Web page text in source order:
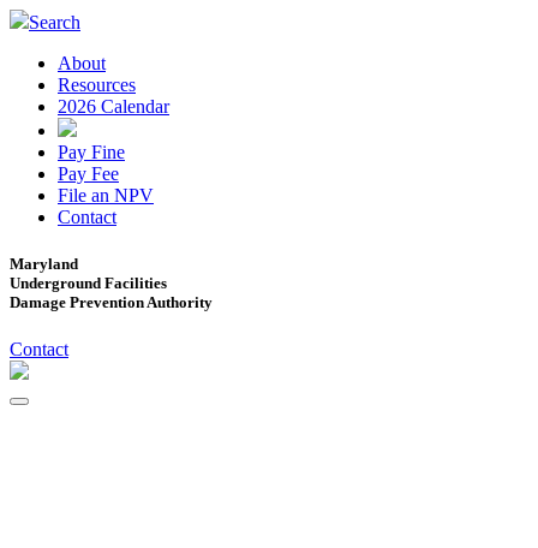
Search
About
Resources
2026 Calendar
Pay Fine
Pay Fee
File an NPV
Contact
Maryland
Underground Facilities
Damage Prevention Authority
Contact